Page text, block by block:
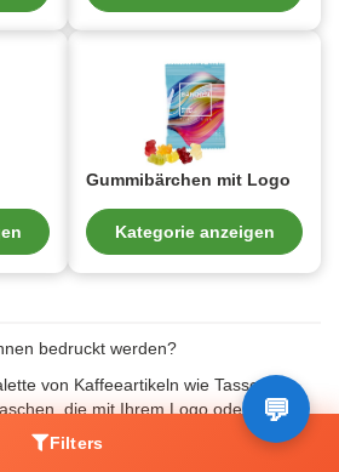
Gummibärchen mit Logo
Kategorie anzeigen
bedruckt werden?
von Kaffeeartikeln wie Tassen,
die mit Ihrem Logo oder Design
Filters